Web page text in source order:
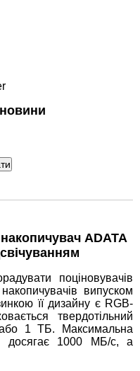
ADATA
поціновувачів
випуском
її дизайну є RGB-
твердотільний
1 ТБ. Максимальна
досягає 1000 МБ/с, а